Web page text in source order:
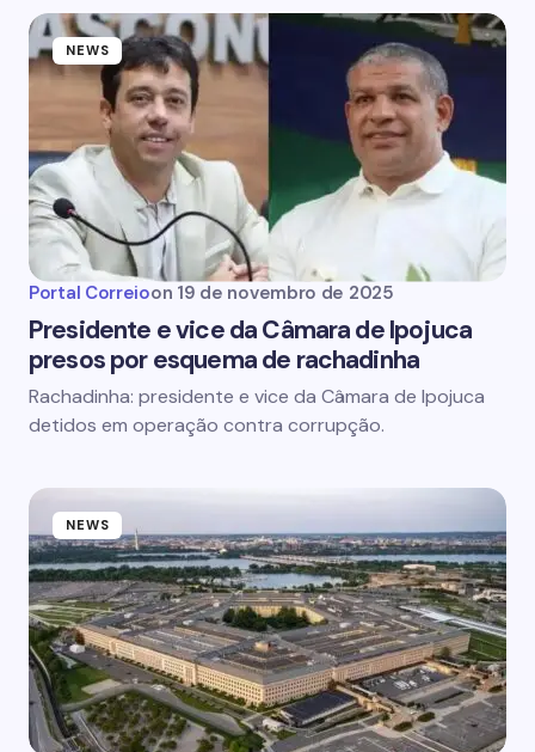
NEWS
Portal Correioon 19 de novembro de 2025
Presidente e vice da Câmara de Ipojuca
presos por esquema de rachadinha
Rachadinha: presidente e vice da Câmara de Ipojuca
detidos em operação contra corrupção.
NEWS